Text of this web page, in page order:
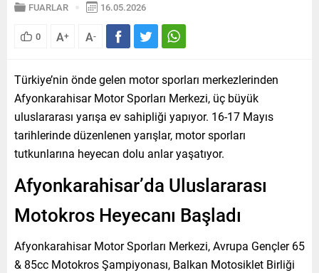
FUARLAR 16.05.2026
0 A+ A-
Türkiye’nin önde gelen motor sporları merkezlerinden
Afyonkarahisar Motor Sporları Merkezi, üç büyük
uluslararası yarışa ev sahipliği yapıyor. 16-17 Mayıs
tarihlerinde düzenlenen yarışlar, motor sporları
tutkunlarına heyecan dolu anlar yaşatıyor.
Afyonkarahisar’da Uluslararası
Motokros Heyecanı Başladı
Afyonkarahisar Motor Sporları Merkezi, Avrupa Gençler 65
& 85cc Motokros Şampiyonası, Balkan Motosiklet Birliği